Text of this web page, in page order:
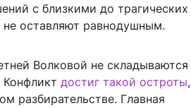
с близкими до трагических
оставляют равнодушным.
Волковой не складываются
достиг такой остроты,
разбирательстве. Главная